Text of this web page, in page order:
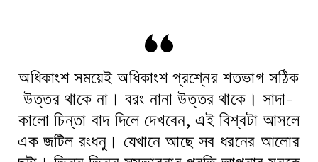
অধিকাংশ সময়েই অধিকাংশ প্রশ্নের শতভাগ সঠিক
উত্তর থাকে না। বরং নানা উত্তর থাকে। সাদা-
কালো চিন্তা বাদ দিলে দেখবেন, এই বিশ্বটা আসলে
এক জটিল রংধনু। যেখানে আছে সব ধরনের আলোর